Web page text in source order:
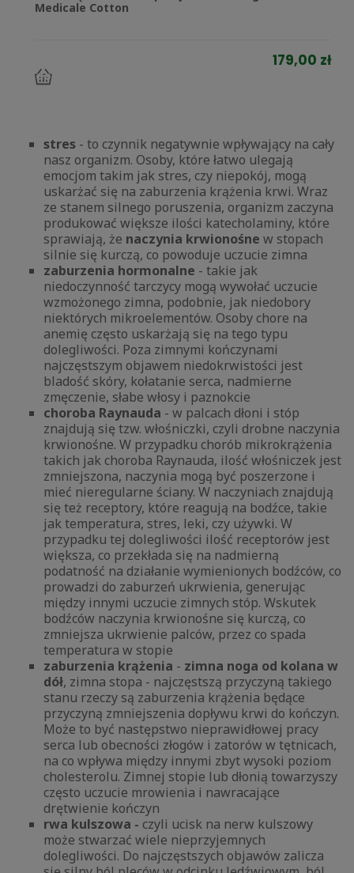
Medicale Cotton
179,00 zł
do
stres - to czynnik negatywnie wpływający na cały
nasz organizm. Osoby, które łatwo ulegają
emocjom takim jak stres, czy niepokój, mogą
uskarżać się na zaburzenia krążenia krwi. Wraz
ze stanem silnego poruszenia, organizm zaczyna
produkować większe ilości katecholaminy, które
sprawiają, że naczynia krwionośne w stopach
silnie się kurczą, co powoduje uczucie zimna
zaburzenia hormonalne - takie jak
niedoczynność tarczycy mogą wywołać uczucie
wzmożonego zimna, podobnie, jak niedobory
niektórych mikroelementów. Osoby chore na
anemię często uskarżają się na tego typu
dolegliwości. Poza zimnymi kończynami
najczęstszym objawem niedokrwistości jest
bladość skóry, kołatanie serca, nadmierne
zmęczenie, słabe włosy i paznokcie
choroba Raynauda - w palcach dłoni i stóp
znajdują się tzw. włośniczki, czyli drobne naczynia
krwionośne. W przypadku chorób mikrokrążenia
takich jak choroba Raynauda, ilość włośniczek jest
zmniejszona, naczynia mogą być poszerzone i
mieć nieregularne ściany. W naczyniach znajdują
się też receptory, które reagują na bodźce, takie
jak temperatura, stres, leki, czy używki. W
przypadku tej dolegliwości ilość receptorów jest
większa, co przekłada się na nadmierną
podatność na działanie wymienionych bodźców, co
prowadzi do zaburzeń ukrwienia, generując
między innymi uczucie zimnych stóp. Wskutek
bodźców naczynia krwionośne się kurczą, co
zmniejsza ukrwienie palców, przez co spada
temperatura w stopie
zaburzenia krążenia - zimna noga od kolana w
dół, zimna stopa - najczęstszą przyczyną takiego
stanu rzeczy są zaburzenia krążenia będące
przyczyną zmniejszenia dopływu krwi do kończyn.
Może to być następstwo nieprawidłowej pracy
serca lub obecności złogów i zatorów w tętnicach,
na co wpływa między innymi zbyt wysoki poziom
cholesterolu. Zimnej stopie lub dłonią towarzyszy
często uczucie mrowienia i nawracające
drętwienie kończyn
rwa kulszowa - czyli ucisk na nerw kulszowy
może stwarzać wiele nieprzyjemnych
dolegliwości. Do najczęstszych objawów zalicza